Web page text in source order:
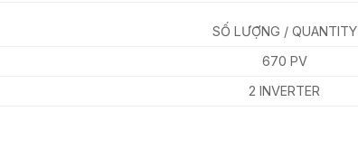
SỐ LƯỢNG / QUANTITY
670 PV
2 INVERTER